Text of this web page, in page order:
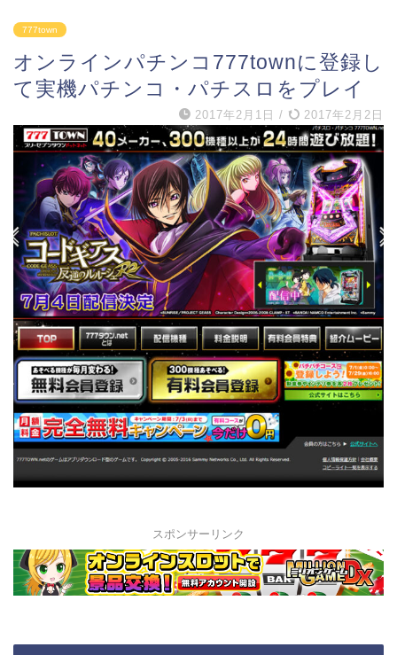
777town
オンラインパチンコ777townに登録し
て実機パチンコ・パチスロをプレイ
2017年2月1日 / 2017年2月2日
スポンサーリンク